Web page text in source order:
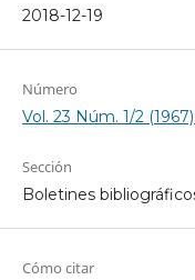
2018-12-19
Número
Vol. 23 Núm. 1/2
Sección
Boletines
Cómo citar